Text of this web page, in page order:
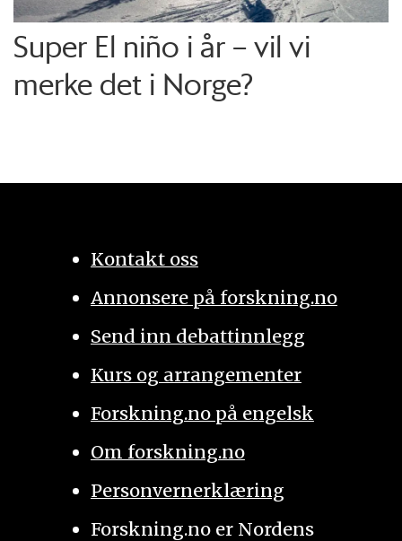
Super El niño i år – vil vi
merke det i Norge?
Kontakt oss
Annonsere på forskning.no
Send inn debattinnlegg
Kurs og arrangementer
Forskning.no på engelsk
Om forskning.no
Personvernerklæring
Forskning.no er Nordens